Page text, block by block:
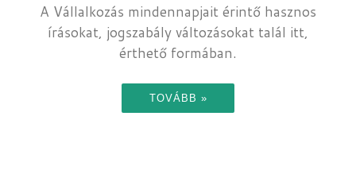
A Vállalkozás mindennapjait érintő hasznos
írásokat, jogszabály változásokat talál itt,
érthető formában.
TOVÁBB »